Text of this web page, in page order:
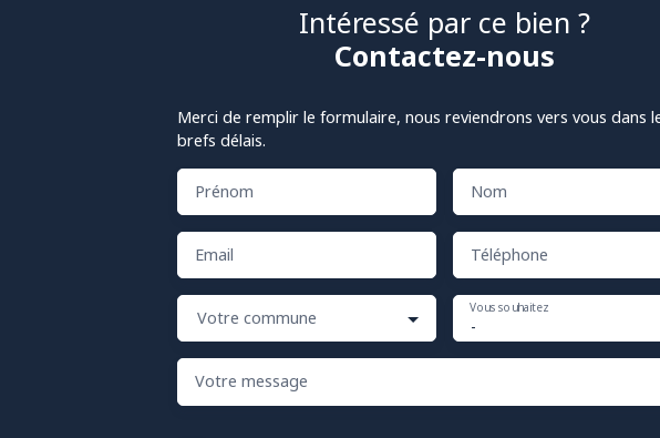
Intéressé par ce bien ?
Contactez-nous
Merci de remplir le formulaire, nous reviendrons vers vous dans
brefs délais.
Prénom Nom
Email Téléphone
Votre commune -
Vous souhaitez
Votre message